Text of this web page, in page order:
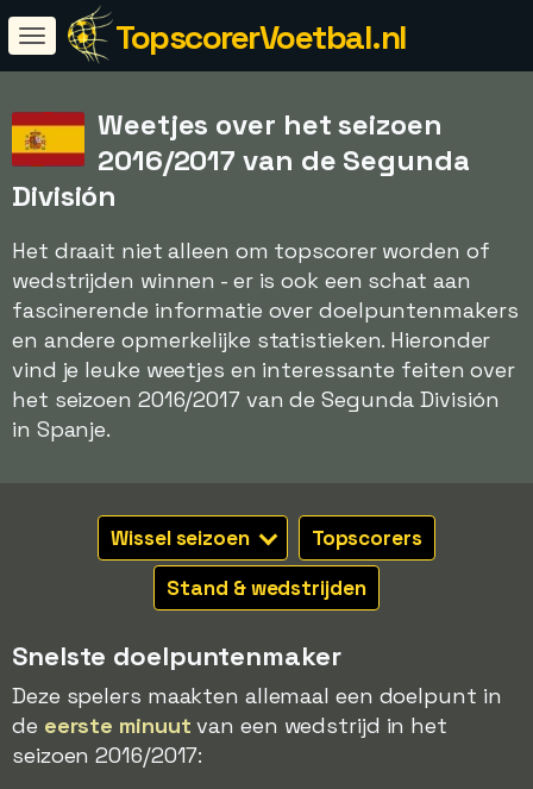
TopscorerVoetbal.nl
Weetjes over het seizoen
2016/2017 van de Segunda
División
Het draait niet alleen om topscorer worden of
wedstrijden winnen - er is ook een schat aan
fascinerende informatie over doelpuntenmakers
en andere opmerkelijke statistieken. Hieronder
vind je leuke weetjes en interessante feiten over
het seizoen 2016/2017 van de Segunda División
in Spanje.
Wissel seizoen
Topscorers
Stand & wedstrijden
Snelste doelpuntenmaker
Deze spelers maakten allemaal een doelpunt in
de eerste minuut van een wedstrijd in het
seizoen 2016/2017: